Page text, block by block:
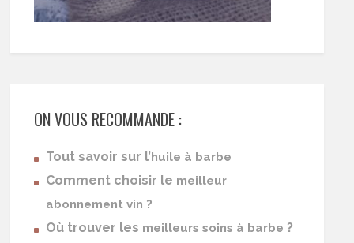
ON VOUS RECOMMANDE :
Tout savoir sur l’ huile à barbe
Comment choisir le meilleur
abonnement vin ?
Où trouver les meilleurs soins à barbe ?